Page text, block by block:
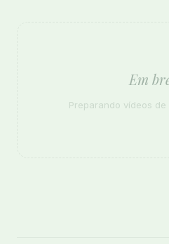
Em
Preparando vídeos de